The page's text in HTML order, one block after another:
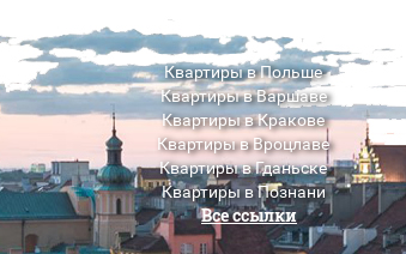
Квартиры в Польше
Квартиры в Варшаве
Квартиры в Кракове
Квартиры в Вроцлаве
Квартиры в Гданьске
Квартиры в Познани
Квартиры в Люблине
Все ссылки